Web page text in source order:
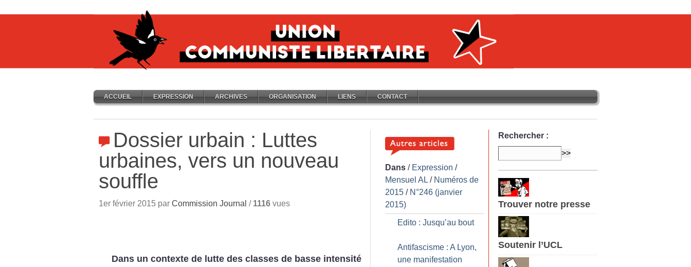
ACCUEIL EXPRESSION ARCHIVES ORGANISATION LIENS CONTACT
Dossier urbain : Luttes
urbaines, vers un nouveau
souffle
1er février 2015 par Commission Journal / 1116 vues
Dans un contexte de lutte des classes de basse intensité
Dans / Expression /
Mensuel AL / Numéros de
2015 / N°246 (janvier
2015)
Edito : Jusqu’au bout
Antifascisme : A Lyon,
une manifestation
Rechercher :
Trouver notre presse
Soutenir l’UCL